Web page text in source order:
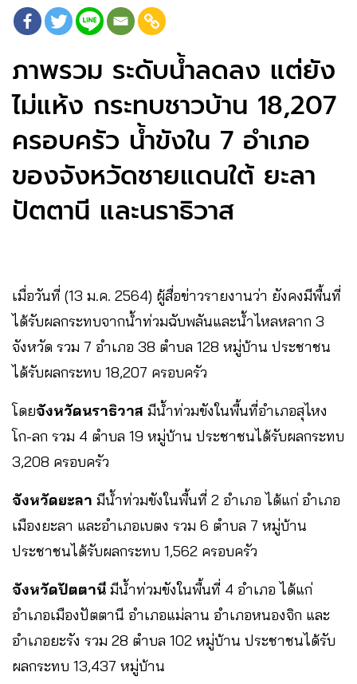
ภาพรวม ระดับน้ำลดลง แต่ยัง
ไม่แห้ง กระทบชาวบ้าน 18,207
ครอบครัว น้ำขังใน 7 อำเภอ
ของจังหวัดชายแดนใต้ ยะลา
ปัตตานี และนราธิวาส
เมื่อวันที่ (13 ม.ค. 2564) ผู้สื่อข่าวรายงานว่า ยังคงมีพื้นที่
ได้รับผลกระทบจากน้ำท่วมฉับพลันและน้ำไหลหลาก 3
จังหวัด รวม 7 อำเภอ 38 ตำบล 128 หมู่บ้าน ประชาชน
ได้รับผลกระทบ 18,207 ครอบครัว
โดยจังหวัดนราธิวาส มีน้ำท่วมขังในพื้นที่อำเภอสุไหง
โก-ลก รวม 4 ตำบล 19 หมู่บ้าน ประชาชนได้รับผลกระทบ
3,208 ครอบครัว
จังหวัดยะลา มีน้ำท่วมขังในพื้นที่ 2 อำเภอ ได้แก่ อำเภอ
เมืองยะลา และอำเภอเบตง รวม 6 ตำบล 7 หมู่บ้าน
ประชาชนได้รับผลกระทบ 1,562 ครอบครัว
จังหวัดปัตตานี มีน้ำท่วมขังในพื้นที่ 4 อำเภอ ได้แก่
อำเภอเมืองปัตตานี อำเภอแม่ลาน อำเภอหนองจิก และ
อำเภอยะรัง รวม 28 ตำบล 102 หมู่บ้าน ประชาชนได้รับ
ผลกระทบ 13,437 หมู่บ้าน